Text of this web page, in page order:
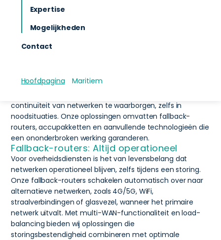
Expertise
Mogelijkheden
Contact
Hoofdpagina Maritiem
wij High Availability (HA) diensten leveren die ervoor
Oplossingen voor Overheidsdiensten
connectiviteit van cruciaal belang. Stilstand kan grote
Connect levert geavanceerde High Availability-
continuïteit van netwerken te waarborgen, zelfs in
noodsituaties. Onze oplossingen omvatten fallback-
routers, accupakketten en aanvullende technologieën die
een ononderbroken werking garanderen.
Fallback-routers: Altijd operationeel
Voor overheidsdiensten is het van levensbelang dat
netwerken operationeel blijven, zelfs tijdens een storing.
Onze fallback-routers schakelen automatisch over naar
alternatieve netwerken, zoals 4G/5G, WiFi,
straalverbindingen of glasvezel, wanneer het primaire
netwerk uitvalt. Met multi-WAN-functionaliteit en load-
balancing bieden wij oplossingen die
storingsbestendigheid combineren met optimale